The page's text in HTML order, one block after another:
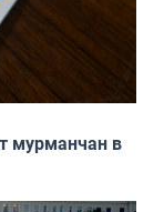
мурманчан в